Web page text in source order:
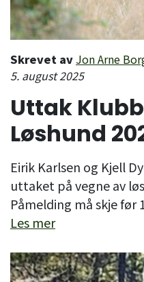
Skrevet av Jon Arne
5. august 2025
Uttak
Løshund
Eirik Karlsen og Kjell
uttaket på vegne av
Påmelding må skje før
Les mer